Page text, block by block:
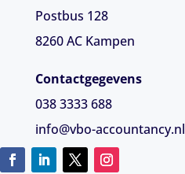
Postbus 128
8260 AC Kampen
Contactgegevens
038 3333 688
info@vbo-accountancy.nl